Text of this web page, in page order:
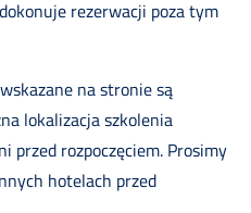
rezerwacji poza tym
na stronie są
lokalizacja szkolenia
przed rozpoczęciem. Prosimy
hotelach przed